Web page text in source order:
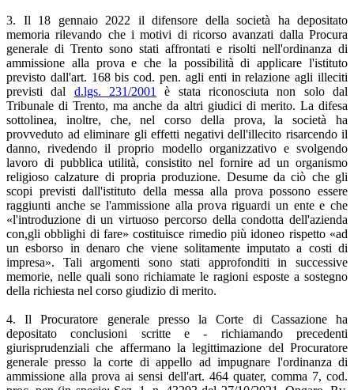
3. Il 18 gennaio 2022 il difensore della società ha depositato
memoria rilevando che i motivi di ricorso avanzati dalla Procura
generale di Trento sono stati affrontati e risolti nell'ordinanza di
ammissione alla prova e che la possibilità di applicare l'istituto
previsto dall'art. 168 bis cod. pen. agli enti in relazione agli illeciti
previsti dal d.lgs. 231/2001
è stata riconosciuta non solo dal
Tribunale di Trento, ma anche da altri giudici di merito. La difesa
sottolinea, inoltre, che, nel corso della prova, la società ha
provveduto ad eliminare gli effetti negativi dell'illecito risarcendo il
danno, rivedendo il proprio modello organizzativo e svolgendo
lavoro di pubblica utilità, consistito nel fornire ad un organismo
religioso calzature di propria produzione. Desume da ciò che gli
scopi previsti dall'istituto della messa alla prova possono essere
raggiunti anche se l'ammissione alla prova riguardi un ente e che
«l'introduzione di un virtuoso percorso della condotta dell'azienda
con,gli obblighi di fare» costituisce rimedio più idoneo rispetto «ad
un esborso in denaro che viene solitamente imputato a costi di
impresa». Tali argomenti sono stati approfonditi in successive
memorie, nelle quali sono richiamate le ragioni esposte a sostegno
della richiesta nel corso giudizio di merito.
4. Il Procuratore generale presso la Corte di Cassazione ha
depositato conclusioni scritte e - richiamando precedenti
giurisprudenziali che affermano la legittimazione del Procuratore
generale presso la corte di appello ad impugnare l'ordinanza di
ammissione alla prova ai sensi dell'art. 464 quater, comma 7, cod.